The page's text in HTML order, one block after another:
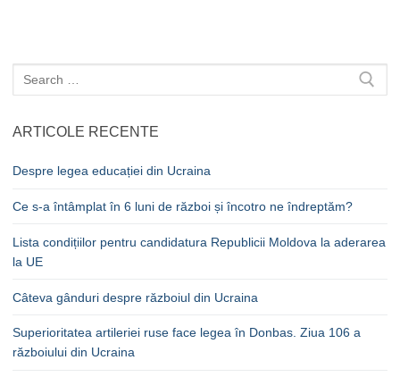
Caută
după:
ARTICOLE RECENTE
Despre legea educației din Ucraina
Ce s-a întâmplat în 6 luni de război și încotro ne îndreptăm?
Lista condițiilor pentru candidatura Republicii Moldova la aderarea
la UE
Câteva gânduri despre războiul din Ucraina
Superioritatea artileriei ruse face legea în Donbas. Ziua 106 a
războiului din Ucraina